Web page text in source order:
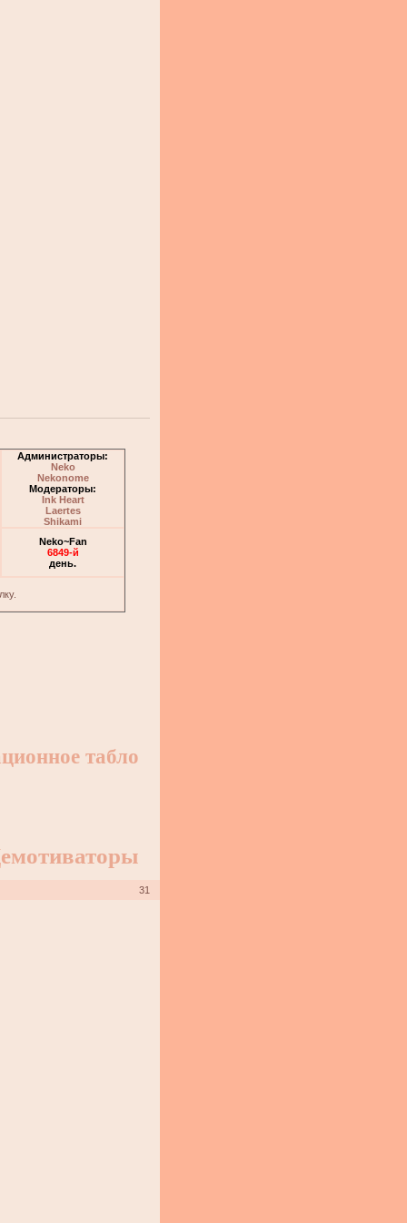
Администраторы:
Neko
Nekonome
Модераторы:
Ink Heart
Laertes
Shikami
Neko~Fan
6849-й
день.
табло
31